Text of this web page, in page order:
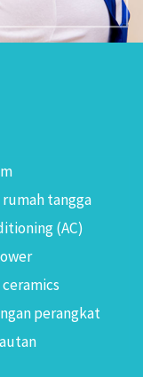
rumah tangga
(AC)
perangkat